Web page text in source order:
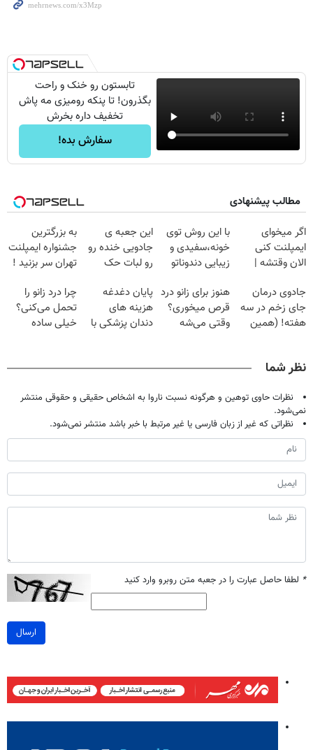
تابستون رو خنک و راحت
بگذرون! تا پنکه رومیزی مه پاش
تخفیف داره بخرش
سفارش بده!
مطالب پیشنهادی
اگر میخوای
ایمپلنت کنی
الان وقتشه |
میلیون تومان!!!
با این روش توی
خونه،سفیدی و
زیبایی دندوناتو
(40%off)
این جعبه ی
جادویی خنده رو
رو لبات حک
خرید40%تخفیف
به بزرگترین
جشنواره ایمپلنت
تهران سر بزنید !
میلیون !
جادوی درمان
جای زخم در سه
هفته! (همین
هنوز برای زانو درد
قرص میخوری؟
وقتی می‌شه
پایان دغدغه
هزینه های
دندان پزشکی با
چرا درد زانو را
تحمل می‌کنی؟
خیلی ساده
نظر شما
نظرات حاوی توهین و هرگونه نسبت ناروا به اشخاص حقیقی و حقوقی منتشر
نمی‌شود.
نظراتی که غیر از زبان فارسی یا غیر مرتبط با خبر باشد منتشر نمی‌شود.
* لطفا حاصل عبارت را در جعبه متن روبرو وارد کنید
ارسال